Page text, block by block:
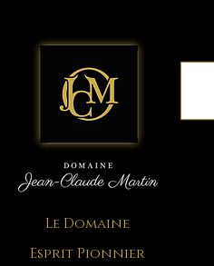
Le Domaine
Esprit Pionnier